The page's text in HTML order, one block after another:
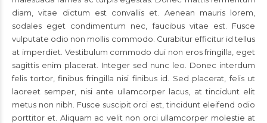
diam, vitae dictum est convallis et. Aenean mauris lorem,
sodales eget condimentum nec, faucibus vitae est. Fusce
vulputate odio non mollis commodo. Curabitur efficitur id tellus
at imperdiet. Vestibulum commodo dui non eros fringilla, eget
sagittis enim placerat. Integer sed nunc leo. Donec interdum
felis tortor, finibus fringilla nisi finibus id. Sed placerat, felis ut
laoreet semper, nisi ante ullamcorper lacus, at tincidunt elit
metus non nibh. Fusce suscipit orci est, tincidunt eleifend odio
porttitor et. Aliquam ac velit non orci ullamcorper molestie at